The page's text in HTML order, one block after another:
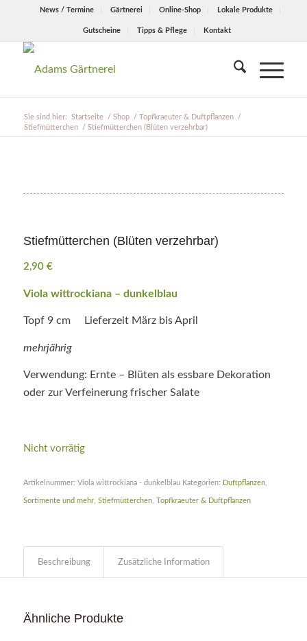
News / Termine Gärtnerei Online-Shop Lokale Produkte
Gutscheine Tipps & Pflege Kontakt
Sie sind hier: Startseite / Shop / Topfkraeuter & Duftpflanzen
/
Stiefmütterchen
/ Stiefmütterchen (Blüten verzehrbar)
Stiefmütterchen (Blüten verzehrbar)
2,90 €
Viola wittrockiana – dunkelblau
Topf 9 cm Lieferzeit März bis April
mehrjährig
Verwendung: Ernte – Blüten als essbare Dekoration
oder zur Verfeinerung frischer Salate
Nicht vorrätig
Artikelnummer: Viola wittrockiana - dunkelblau Kategorien: Duftpflanzen,
Sortimente und mehr, Stiefmütterchen, Topfkraeuter & Duftpflanzen
Beschreibung Zusätzliche Information
Ähnliche Produkte